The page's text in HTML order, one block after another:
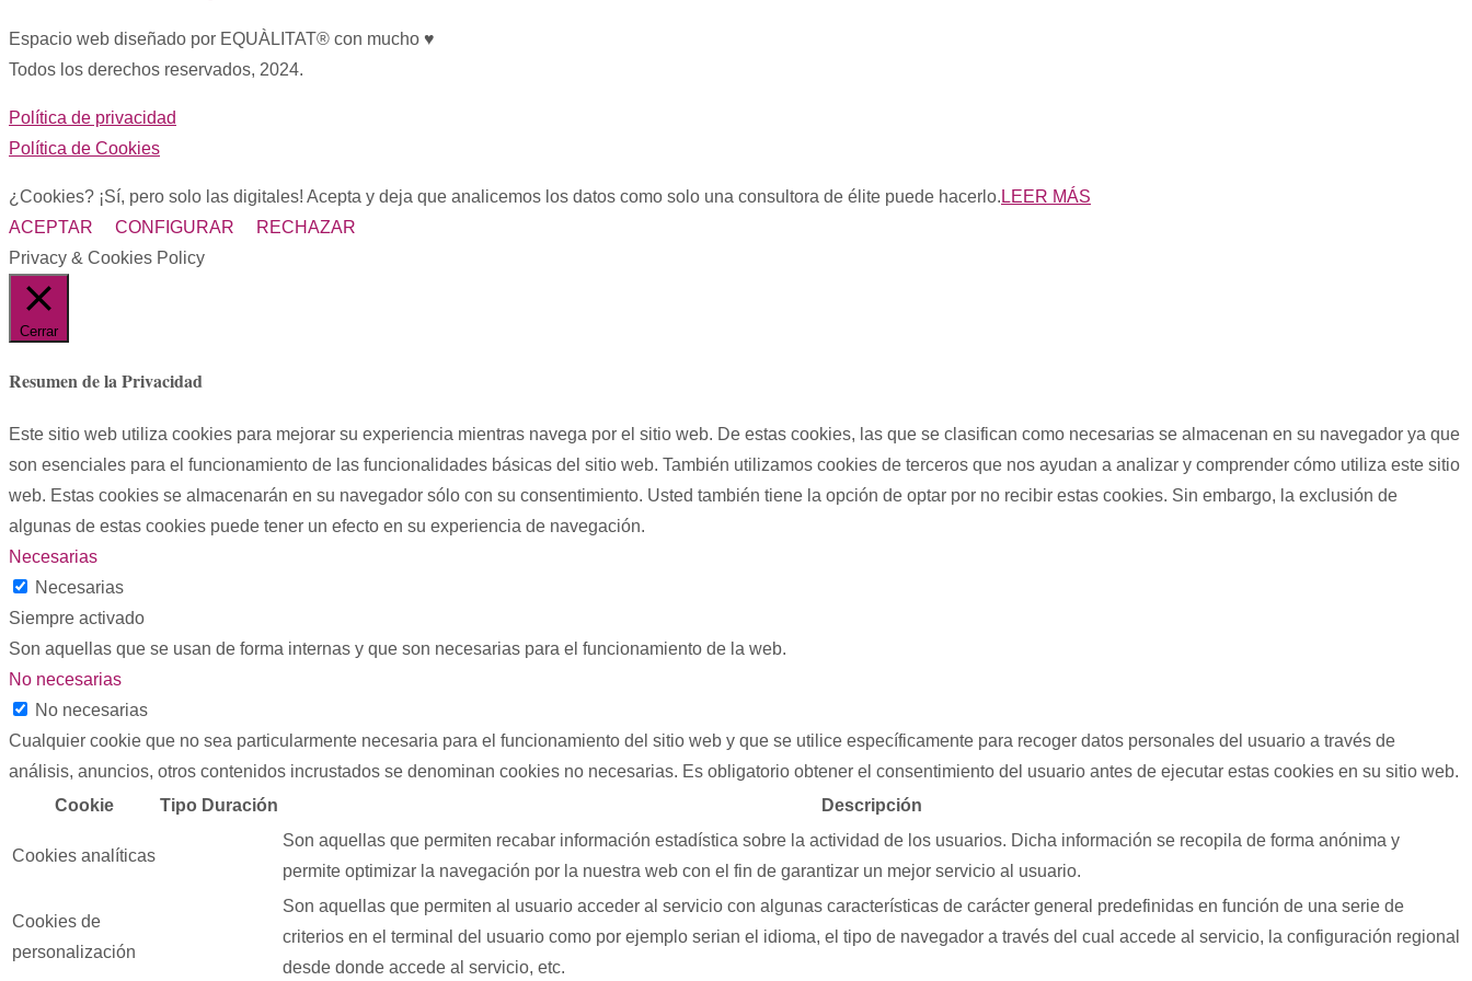
Espacio web diseñado por EQUÀLITAT® con mucho ♥︎
Todos los derechos reservados, 2024.
Política de privacidad
Política de Cookies
¿Cookies? ¡Sí, pero solo las digitales! Acepta y deja que analicemos los datos como solo una consultora de élite puede hacerlo. LEER MÁS
ACEPTAR
CONFIGURAR
RECHAZAR
Privacy & Cookies Policy
Cerrar
Resumen de la Privacidad
Este sitio web utiliza cookies para mejorar su experiencia mientras navega por el sitio web. De estas cookies, las que se clasifican como necesarias se almacenan en su navegador ya que
son esenciales para el funcionamiento de las funcionalidades básicas del sitio web. También utilizamos cookies de terceros que nos ayudan a analizar y comprender cómo utiliza este sitio
web. Estas cookies se almacenarán en su navegador sólo con su consentimiento. Usted también tiene la opción de optar por no recibir estas cookies. Sin embargo, la exclusión de
algunas de estas cookies puede tener un efecto en su experiencia de navegación.
Necesarias
Necesarias
Siempre activado
Son aquellas que se usan de forma internas y que son necesarias para el funcionamiento de la web.
No necesarias
No necesarias
Cualquier cookie que no sea particularmente necesaria para el funcionamiento del sitio web y que se utilice específicamente para recoger datos personales del usuario a través de
análisis, anuncios, otros contenidos incrustados se denominan cookies no necesarias. Es obligatorio obtener el consentimiento del usuario antes de ejecutar estas cookies en su sitio web.
Cookie
Tipo Duración Descripción
Cookies analíticas
Son aquellas que permiten recabar información estadística sobre la actividad de los usuarios. Dicha información se recopila de forma anónima y
permite optimizar la navegación por la nuestra web con el fin de garantizar un mejor servicio al usuario.
Cookies de
personalización
Son aquellas que permiten al usuario acceder al servicio con algunas características de carácter general predefinidas en función de una serie de
criterios en el terminal del usuario como por ejemplo serian el idioma, el tipo de navegador a través del cual accede al servicio, la configuración regional
desde donde accede al servicio, etc.